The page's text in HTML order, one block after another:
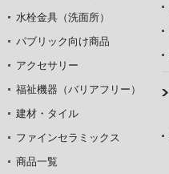
水栓金具（洗面所）
パブリック向け商品
アクセサリー
福祉機器（バリアフリー）
建材・タイル
ファインセラミックス
商品一覧